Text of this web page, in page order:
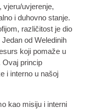
vjeru/uvjerenje,
i duhovno stanje.
različitost je dio
od Weledinih
koji pomaže u
Ovaj princip
i interno u našoj
kao misiju i interni